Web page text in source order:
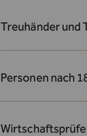
Treuhänder und
Personen nach